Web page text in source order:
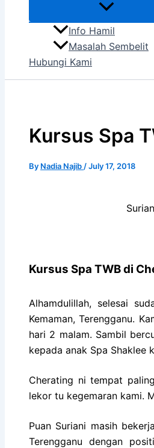
Info Hamil
Masalah Sembelit
Hubungi Kami
Kursus Spa
By Nadia Najib /July 17, 2018
Kursus Spa TWB di
Alhamdulillah, selesai
Kemaman, Terengganu.
hari 2 malam. Sambil
kepada anak Spa Shaklee
Cherating ni tempat
lekor tu kegemaran kami.
Puan Suriani masih
Terengganu dengan